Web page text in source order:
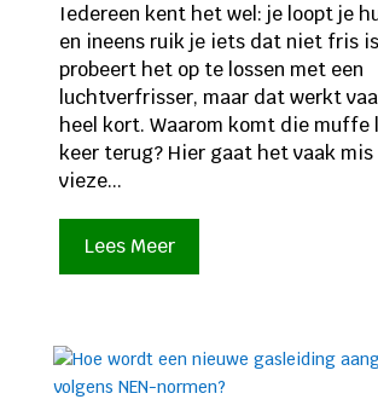
Iedereen kent het wel: je loopt je
en ineens ruik je iets dat niet fris
probeert het op te lossen met een
luchtverfrisser, maar dat werkt
heel kort. Waarom komt die muffe
keer terug? Hier gaat het vaak
vieze...
Lees Meer